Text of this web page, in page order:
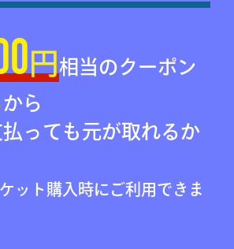
円 相当のクーポン
ら
っても元が取れるか
ット購入時にご利用できま